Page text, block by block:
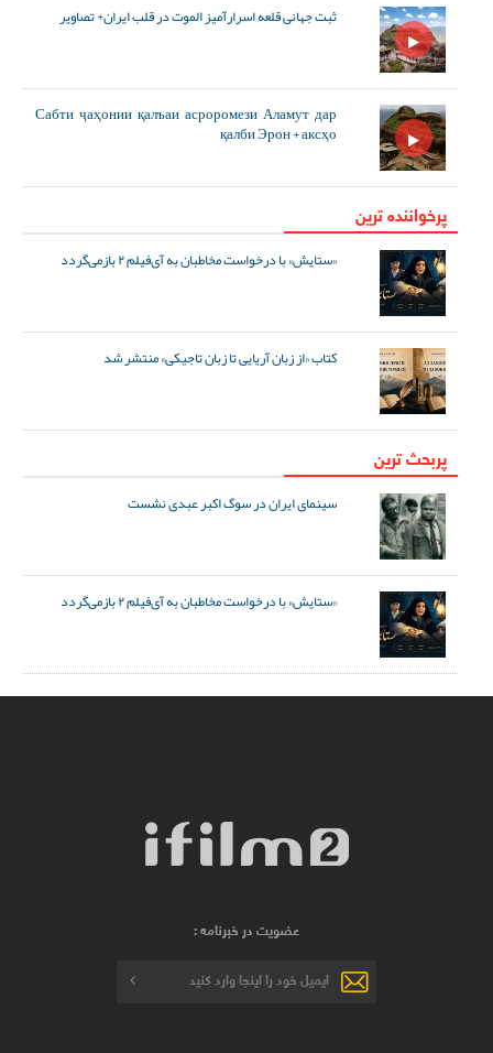
ثبت جهانی قلعه اسرارآمیز الموت در قلب ایران+ تصاویر
Сабти ҷаҳонии қалъаи асроромези Аламут дар
қалби Эрон + аксҳо
پرخواننده ترین
«ستایش» با درخواست مخاطبان به آی‌فیلم ۲ بازمی‌گردد
کتاب «از زبان آریایی تا زبان تاجیکی» منتشر شد
پربحث ترین
سینمای ایران در سوگ اکبر عبدی نشست
«ستایش» با درخواست مخاطبان به آی‌فیلم ۲ بازمی‌گردد
عضویت در خبرنامه :